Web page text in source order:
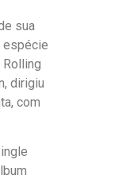
sua
espécie
dirigiu
com